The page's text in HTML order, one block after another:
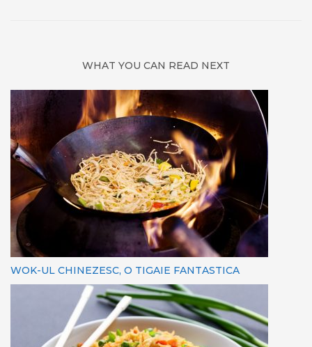
WHAT YOU CAN READ NEXT
WOK-UL CHINEZESC, O TIGAIE FANTASTICA